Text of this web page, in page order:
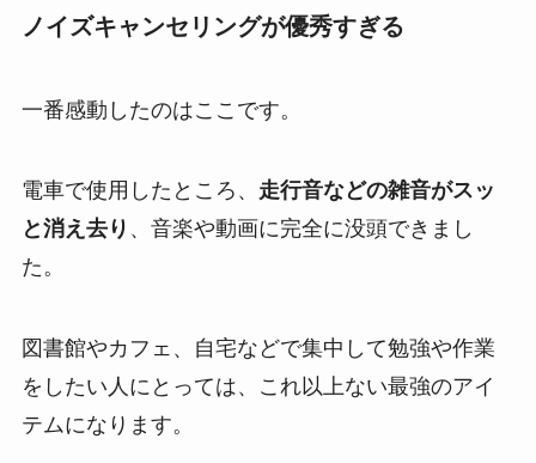
ノイズキャンセリングが優秀すぎる
一番感動したのはここです。
電車で使用したところ、 走行音などの雑音がスッ
と消え去り 、音楽や動画に完全に没頭できまし
た。
図書館やカフェ、自宅などで集中して勉強や作業
をしたい人にとっては、これ以上ない最強のアイ
テムになります。